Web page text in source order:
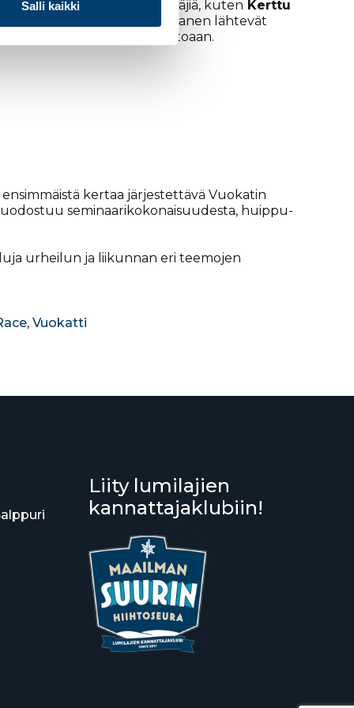
Salli kaikki
useita Suomen kärkihiihtäjiä, kuten Kerttu
. Krista Pärmäkoski ja Iivo Niskanen lähtevät
peräkkäistä voittoaan.
kertaa järjestettävä Vuokatin
seminaarikokonaisuudesta, huippu-
urheilun ja liikunnan eri teemojen
, Vuokatti
Liity lumilajien
kannattajaklubiin!